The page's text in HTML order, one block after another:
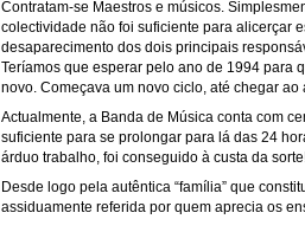
Contratam-se Maestros e músicos.
colectividade não foi suficiente para alicerçar
desaparecimento dos dois principais
Teríamos que esperar pelo ano de 1994 para
novo. Começava um novo ciclo, até chegar
Actualmente, a Banda de Música conta com
suficiente para se prolongar para lá das 24
árduo trabalho, foi conseguido à custa da
Desde logo pela autêntica “família” que
assiduamente referida por quem aprecia os